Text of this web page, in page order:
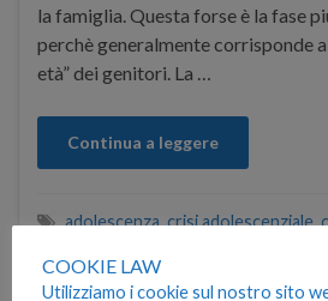
la famiglia. Questa forse è la fase
perchè generalmente corrisponde
età” dei genitori. La …
Continua a leggere
adolescenza,crisi adolescenziale,
genitorialità
COOKIE LAW
Utilizziamo i cookie sul nostro sito